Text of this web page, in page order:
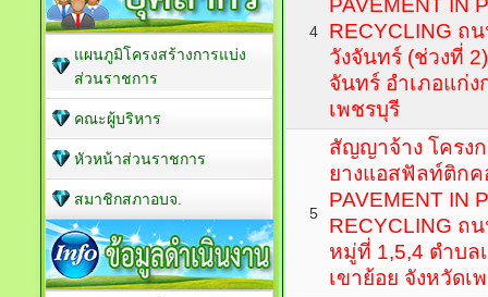
4
PAVEMENT IN
RECYCLING ถ
วังจันทร์ (ช่วงที่
จันทร์ อำเภอแก่ง
เพชรบุรี
5
สัญญาจ้าง โครง
ยางแอสฟัลท์ติก
PAVEMENT IN
RECYCLING ถ
หมู่ที่ 1,5,4 ตำบล
เขาย้อย จังหวัดเ
แผนภูมิโครงสร้างการแบ่ง
ส่วนราชการ
คณะผู้บริหาร
หัวหน้าส่วนราชการ
สมาชิกสภาอบจ.